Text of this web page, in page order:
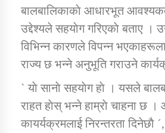
तातोपानी गाउँपालिकाको न्यायिक समिति सम्बन्धी
तातोपानी गाउँपालिका जुम्लाको महिला तथा लैङ्गिक
सम्बन्धी सूचना सन्देश
बालबालिकाकाे आधारभूत
उद्देश्यले सहयाेग गरिएकाे बताए ।
विभिन्न कारणले विपन्न
राज्य छ भन्ने अनुभूति गराउने
` याे सानाे सहयाेग हाे । यसले
राहत हाेस् भन्ने हाम्राे चाहना छ ।
कायर्यक्रमलाई निरन्तरता दिनेछाै